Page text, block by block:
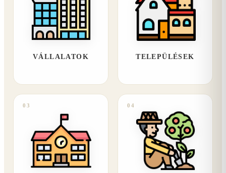
VÁLLALATOK TELEPÜLÉSEK
03 04